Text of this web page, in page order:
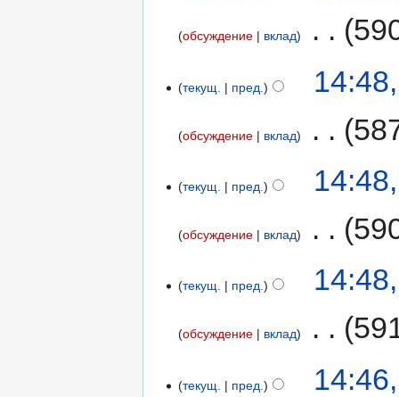
обсуждение вклад
текущ. пред.
обсуждение вклад
текущ. пред.
обсуждение вклад
текущ. пред.
обсуждение вклад
текущ. пред.